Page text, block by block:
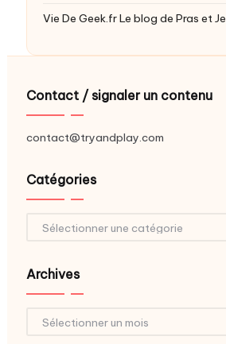
Vie De Geek.frLe blog de Pras et
Contact / signaler un contenu
contact@tryandplay.com
Catégories
Catégories
Archives
Archives